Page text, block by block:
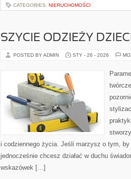
CATEGORIES: NIERUCHOMOŚCI
SZYCIE ODZIEŻY
POSTED BY ADMIN STY - 26 - 2026
i codziennego życia. Jeśli marzysz o tym, by
jednocześnie chcesz działać w duchu
wskazówek […]